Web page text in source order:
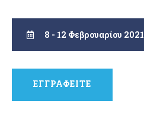
8 - 12 Φεβρουαρίου 2021
ΕΓΓΡΑΦΕΙΤΕ